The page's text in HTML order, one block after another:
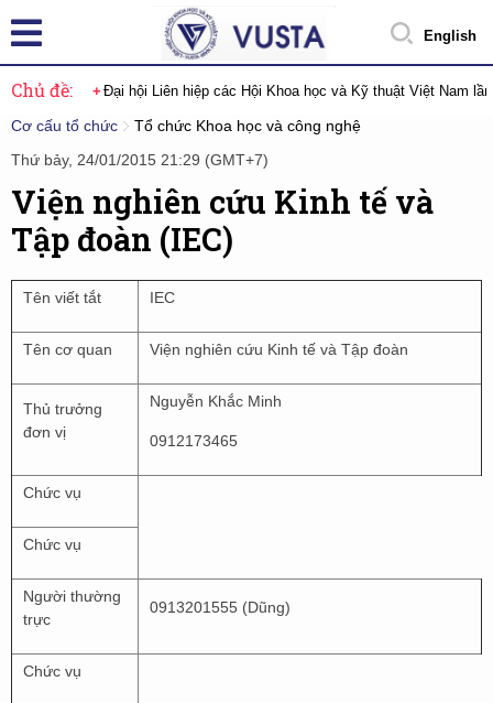
English
Chủ đề: Đại hội Liên hiệp các Hội Khoa học và Kỹ thuật Việt Nam
Cơ cấu tổ chức
Tổ chức Khoa học và công nghệ
Thứ bảy, 24/01/2015 21:29 (GMT+7)
Viện nghiên cứu Kinh tế và
Tập đoàn (IEC)
Tên viết tắt IEC
Tên cơ quan Viện nghiên cứu Kinh tế và Tập đoàn
Thủ trưởng
đơn vị
Nguyễn Khắc Minh
0912173465
Chức vụ
Chức vụ
Người thường
trực
0913201555 (Dũng)
Chức vụ